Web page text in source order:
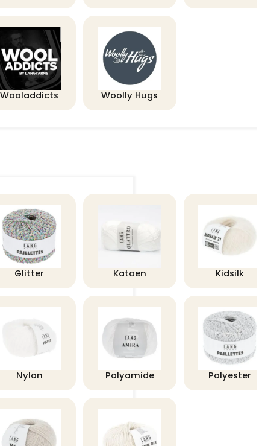
Wooladdicts Woolly Hugs
Glitter Katoen Kidsilk
Nylon Polyamide Polyester